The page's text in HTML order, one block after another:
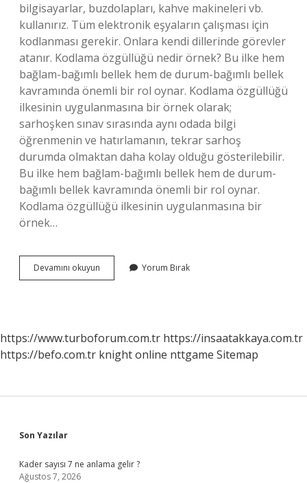
bilgisayarlar, buzdolapları, kahve makineleri vb.
kullanırız. Tüm elektronik eşyaların çalışması için
kodlanması gerekir. Onlara kendi dillerinde görevler
atanır. Kodlama özgüllüğü nedir örnek? Bu ilke hem
bağlam-bağımlı bellek hem de durum-bağımlı bellek
kavramında önemli bir rol oynar. Kodlama özgüllüğü
ilkesinin uygulanmasına bir örnek olarak;
sarhoşken sınav sırasında aynı odada bilgi
öğrenmenin ve hatırlamanın, tekrar sarhoş
durumda olmaktan daha kolay olduğu gösterilebilir.
Bu ilke hem bağlam-bağımlı bellek hem de durum-
bağımlı bellek kavramında önemli bir rol oynar.
Kodlama özgüllüğü ilkesinin uygulanmasına bir
örnek…
Devamını okuyun Bellekte
Kodlama
Yorum Bırak
https://www.turboforum.com.tr https://insaatakkaya.com.tr
https://befo.com.tr knight online nttgame Sitemap
Sidebar
Son Yazılar
Kader sayısı 7 ne anlama gelir ?
Ağustos 7, 2026